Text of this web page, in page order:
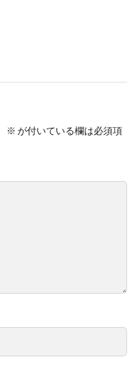
※ が付いている欄は必須項